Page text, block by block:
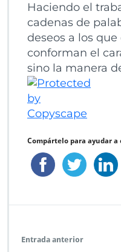
Haciendo el
cadenas de
deseos a los
conforman el
sino la manera
Compártelo para ayudar a
Entrada anterior